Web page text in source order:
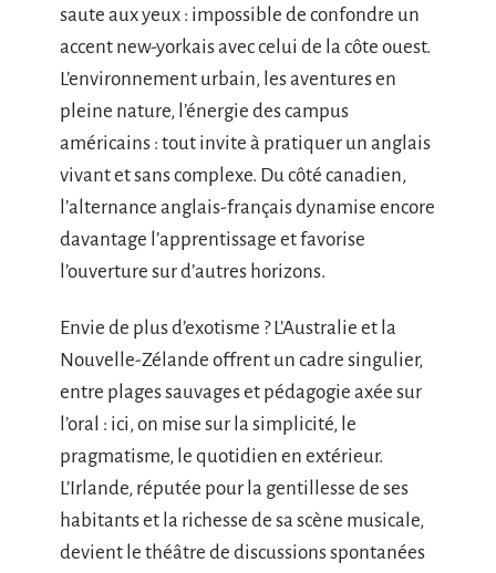
saute aux yeux : impossible de confondre un
accent new-yorkais avec celui de la côte ouest.
L’environnement urbain, les aventures en
pleine nature, l’énergie des campus
américains : tout invite à pratiquer un anglais
vivant et sans complexe. Du côté canadien,
l’alternance anglais-français dynamise encore
davantage l’apprentissage et favorise
l’ouverture sur d’autres horizons.
Envie de plus d’exotisme ? L’Australie et la
Nouvelle-Zélande offrent un cadre singulier,
entre plages sauvages et pédagogie axée sur
l’oral : ici, on mise sur la simplicité, le
pragmatisme, le quotidien en extérieur.
L’Irlande, réputée pour la gentillesse de ses
habitants et la richesse de sa scène musicale,
devient le théâtre de discussions spontanées